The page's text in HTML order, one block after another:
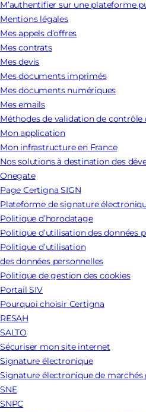
M’authentifier sur une plateforme
Mentions légales
Mes appels d’offres
Mes contrats
Mes devis
Mes documents imprimés
Mes documents numériques
Mes emails
Méthodes de validation de contrôle
Mon application
Mon infrastructure en France
Nos solutions à destination des
Onegate
Page Certigna SIGN
Plateforme de signature
Politique d’horodatage
Politique d’utilisation des données
Politique d’utilisation
des données personnelles
Politique de gestion des cookies
Portail SIV
Pourquoi choisir Certigna
RESAH
SALTO
Sécuriser mon site internet
Signature électronique
Signature électronique de marchés
SNE
SNPC